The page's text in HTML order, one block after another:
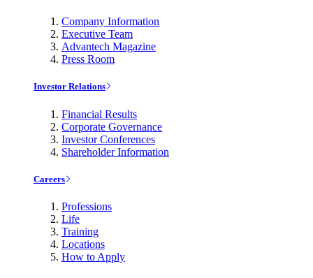
Company Information
Executive Team
Advantech Magazine
Press Room
Investor Relations
Financial Results
Corporate Governance
Investor Conferences
Shareholder Information
Careers
Professions
Life
Training
Locations
How to Apply